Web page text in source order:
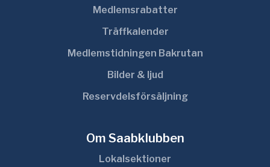
Medlemsrabatter
Träffkalender
Medlemstidningen Bakrutan
Bilder & ljud
Reservdelsförsäljning
Om Saabklubben
Lokalsektioner